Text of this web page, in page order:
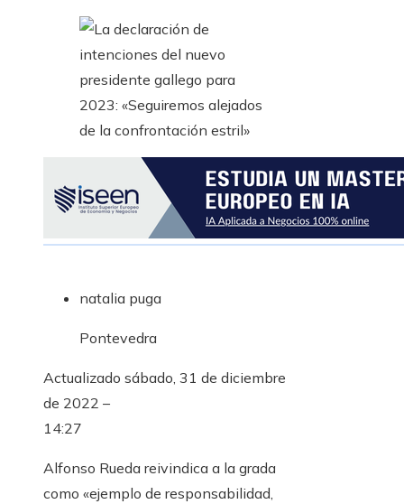
natalia puga
Pontevedra
Actualizado sábado, 31 de diciembre
de 2022 –
14:27
Alfonso Rueda reivindica a la grada
como «ejemplo de responsabilidad,